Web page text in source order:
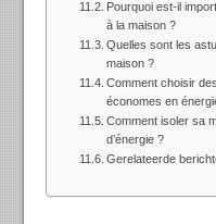
Pourquoi est-il
à la maison ?
Quelles sont les
maison ?
Comment choisir
économes en
Comment isoler sa
d’énergie ?
Gerelateerde